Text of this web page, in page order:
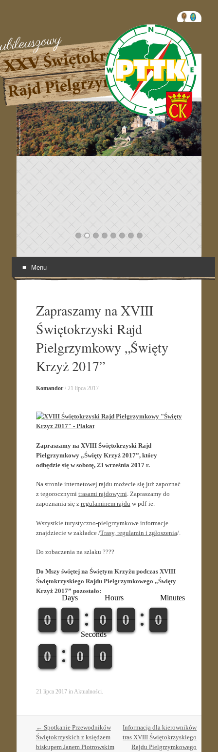
Menu
contentZapraszamy na XVIII
Świętokrzyski Rajd
Pielgrzymkowy „Święty
Krzyż 2017”
Komandor/ 21 lipca 2017
Zapraszamy na XVIII Świętokrzyski Rajd
Pielgrzymkowy „Święty Krzyż 2017”, który
odbędzie się w sobotę, 23 września 2017 r.
Na stronie internetowej rajdu możecie się już zapoznać
z tegorocznymi trasami rajdowymi. Zapraszamy do
zapoznania się z regulaminem rajdu w pdf-ie.
Wszystkie turystyczno-pielgrzymkowe informacje
znajdziecie w zakładce /Trasy, regulamin i zgłoszenia/.
Do zobaczenia na szlaku ????
Do Mszy świętej na Świętym Krzyżu podczas XVIII
Świętokrzyskiego Rajdu Pielgrzymkowego „Święty
Krzyż 2017” pozostało:
Days
9
9
0
0 9
9
0
0
Hours
9
9
0
0 9
9
0
0
Minutes
9
9
0
0
9
9
0
0
Seconds
9
9
0
0 9
9
0
0
21 lipca 2017in Aktualności
Post
navigation
← Spotkanie Przewodników
Świętokrzyskich z księdzem
biskupem Janem Piotrowskim
Informacja dla kierowników
tras XVIII Świętokrzyskiego
Rajdu Pielgrzymkowego